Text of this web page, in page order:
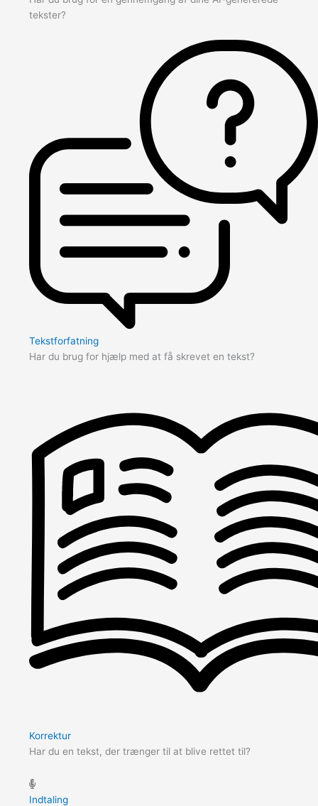
tekster?
Tekstforfatning
Har du brug for hjælp med at få skrevet en tekst?
Korrektur
Har du en tekst, der trænger til at blive rettet til?
Indtaling